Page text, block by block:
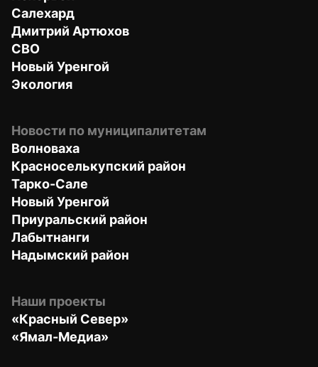
Салехард
Дмитрий Артюхов
СВО
Новый Уренгой
Экология
Новости по муниципалитетам
Волноваха
Красноселькупский район
Тарко-Сале
Новый Уренгой
Приуральский район
Лабытнанги
Надымский район
Наши проекты
«Красный Север»
«Ямал-Медиа»